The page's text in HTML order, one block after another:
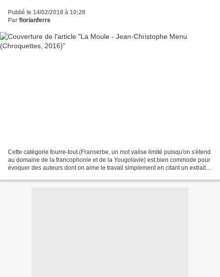
Publié le 14/02/2018 à 10:28
Par florianferre
Cette catégorie fourre-tout (Franserbe, un mot valise limité puisqu'on s'étend
au domaine de la francophonie et de la Yougolavie) est bien commode pour
évoquer des auteurs dont on aime le travail simplement en citant un extrait